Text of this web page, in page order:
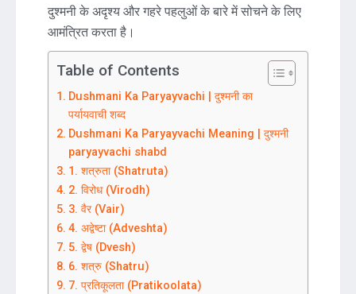
दुश्मनी के अदृश्य और गहरे पहलुओं के बारे में सोचने के लिए
आमंत्रित करता है।
Table of Contents
Dushmani Ka Paryayvachi | दुश्मनी का
पर्यायवाची शब्द
Dushmani Ka Paryayvachi Meaning | दुश्मनी
paryayvachi shabd
1. शत्रुता (Shatruta)
2. विरोध (Virodh)
3. वैर (Vair)
4. अद्वेष्टा (Adveshta)
5. द्वेष (Dvesh)
6. शत्रु (Shatru)
7. प्रतिकूलता (Pratikoolata)